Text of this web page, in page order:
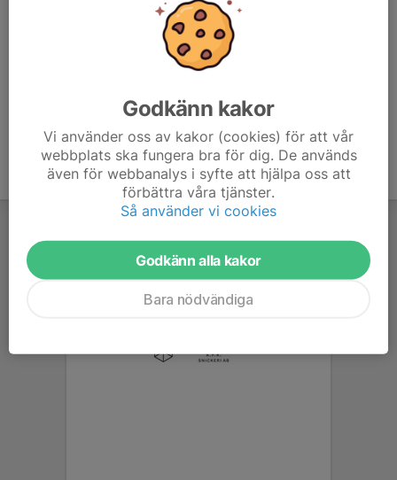
Godkänn kakor
Vi använder oss av kakor (cookies) för att vår
webbplats ska fungera bra för dig. De används
även för webbanalys i syfte att hjälpa oss att
förbättra våra tjänster.
Så använder vi cookies
Godkänn alla kakor
Bara nödvändiga